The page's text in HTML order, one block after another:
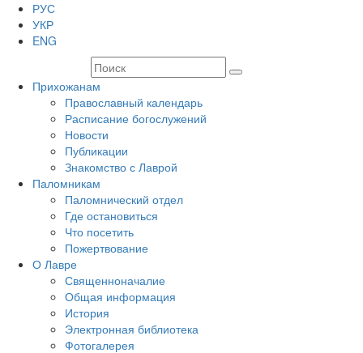
РУС
УКР
ENG
Прихожанам
Православный календарь
Расписание богослужений
Новости
Публикации
Знакомство с Лаврой
Паломникам
Паломнический отдел
Где остановиться
Что посетить
Пожертвование
О Лавре
Священноначалие
Общая информация
История
Электронная библиотека
Фотогалерея